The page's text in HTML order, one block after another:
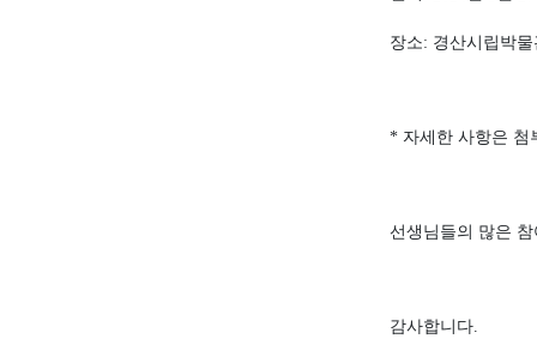
장소: 경산시립박
* 자세한 사항은 첨
선생님들의 많은
감사합니다.